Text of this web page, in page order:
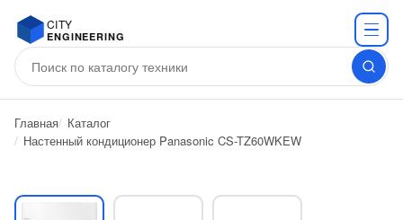
CITY
ENGINEERING
Главная Каталог
Настенный кондиционер Panasonic CS-TZ60WKEW